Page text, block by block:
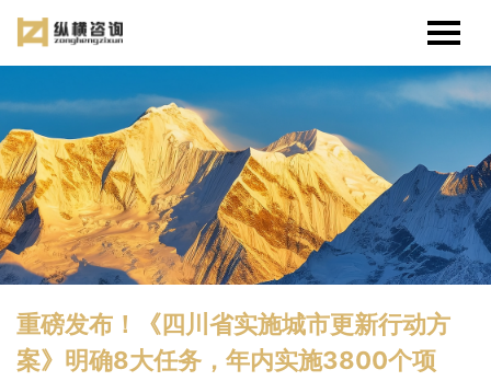
重磅发布！《四川省实施城市更新行动方
案》明确8大任务，年内实施3800个项